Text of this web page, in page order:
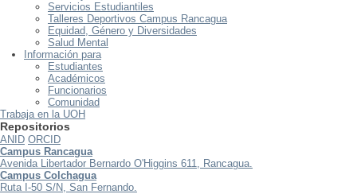
Servicios Estudiantiles
Talleres Deportivos Campus Rancagua
Equidad, Género y Diversidades
Salud Mental
Información para
Estudiantes
Académicos
Funcionarios
Comunidad
Trabaja en la UOH
Repositorios
ANID ORCID
Campus Rancagua
Avenida Libertador Bernardo O'Higgins 611, Rancagua.
Campus Colchagua
Ruta I-50 S/N, San Fernando.